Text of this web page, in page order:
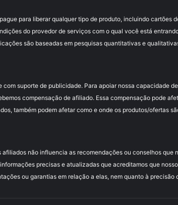
para liberar qualquer tipo de produto, incluindo
do provedor de serviços com o qual você está
são baseadas em pesquisas quantitativas e
suporte de publicidade. Para apoiar nossa capacidade
compensação de afiliado. Essa compensação pode
também podem afetar como e onde os produtos/ofertas
não influencia as recomendações ou conselhos
precisas e atualizadas que acreditamos que
ou garantias em relação a elas, nem quanto à precisão